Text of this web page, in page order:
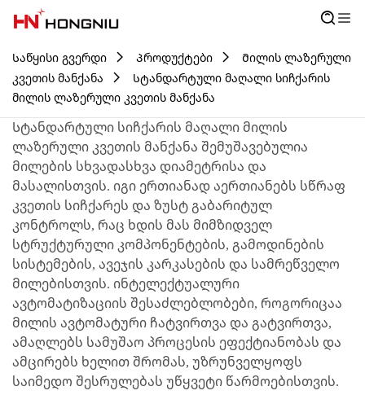
Საწყისი გვერდი Პროდუქტები
Მილის ლაზერული
კვეთის მანქანა
Სტანდარტული მაღალი სიჩქარის
მილის ლაზერული კვეთის მანქანა
Სტანდარტული სიჩქარის მაღალი მილის
ლაზერული კვეთის მანქანა შემუშავებულია
მილების სხვადასხვა დიამეტრისა და
მასალისთვის. იგი ერთიანად აერთიანებს სწრაფ
კვეთის სიჩქარეს და ზუსტ გაბარიტულ
კონტროლს, რაც ხდის მას მიმზიდველ
სტრუქტურული კომპონენტების, გამოდინების
სისტემების, ავეჯის კარკასების და სამრეწველო
მილებისთვის. ინტელექტუალური
ავტომატიზაციის შესაძლებლობები, როგორიცაა
მილის ავტომატური ჩატვირთვა და გატვირთვა,
ამაღლებს სამუშაო პროცესის ეფექტიანობას და
ამცირებს ხელით შრომას, უზრუნველყოფს
საიმედო შესრულებას უწყვეტი წარმოებისთვის.